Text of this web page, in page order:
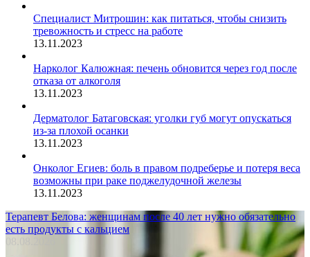
Специалист Митрошин: как питаться, чтобы снизить
тревожность и стресс на работе
13.11.2023
Нарколог Калюжная: печень обновится через год после
отказа от алкоголя
13.11.2023
Дерматолог Батаговская: уголки губ могут опускаться
из-за плохой осанки
13.11.2023
Онколог Егиев: боль в правом подреберье и потеря веса
возможны при раке поджелудочной железы
13.11.2023
Терапевт Белова: женщинам после 40 лет нужно обязательно
есть продукты с кальцием